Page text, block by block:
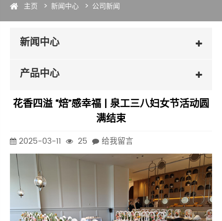
主页 新闻中心 公司新闻
新闻中心
产品中心
花香四溢 “焙”感幸福 | 泉工三八妇女节活动圆
满结束
2025-03-11 25 给我留言